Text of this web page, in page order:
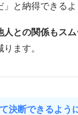
と納得できるよ
人との関係もス
ます。
決断できるよう